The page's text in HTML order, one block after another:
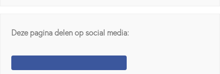
Deze pagina delen op social media: